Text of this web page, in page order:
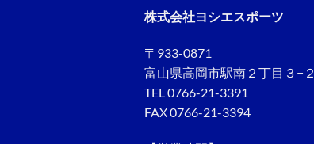
株式会社ヨシエスポーツ
〒933-0871
富山県高岡市駅南２丁目３−２
TEL 0766-21-3391
FAX 0766-21-3394